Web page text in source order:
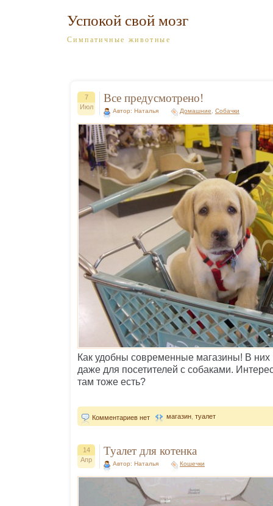
Успокой свой мозг
Симпатичные животные
7
Июл
Все предусмотрено!
Автор: Наталья Домашние Собачки
Как удобны современные магазины! В них
даже для посетителей с собаками.
там тоже есть?
Комментариев нет магазин туалет
14
Апр
Туалет для котенка
Автор: Наталья Кошечки